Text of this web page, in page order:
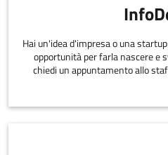
Hai un'idea d'impresa o una
opportunità per farla nascere e
chiedi un appuntamento allo